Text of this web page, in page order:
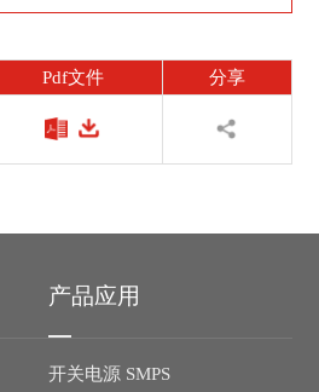
Pdf文件
分享
产品应用
开关电源 SMPS